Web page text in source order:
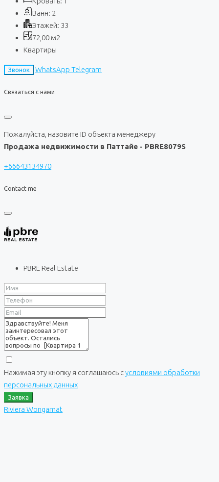
Ванн: 2
Этажей: 33
72,00 м2
Квартиры
Звонок WhatsApp Telegram
Связаться с нами
Пожалуйста, назовите ID объекта менеджеру
Продажа недвижимости в Паттайе - PBRE8079S
+66643134970
Contact me
PBRE Real Estate
Нажимая эту кнопку я соглашаюсь сусловиями обработки
персональных данных
Заявка
Riviera Wongamat